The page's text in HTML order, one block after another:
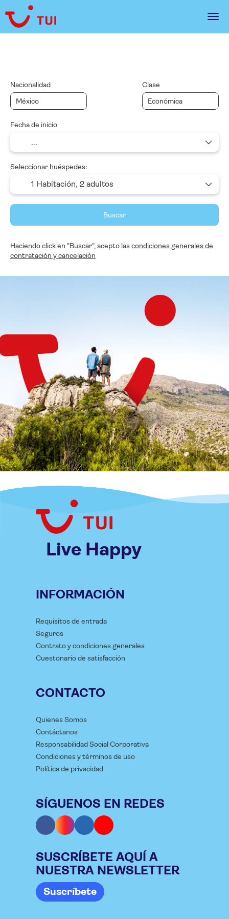
Nacionalidad Clase
Fecha de inicio
Seleccionar huéspedes:
1 Habitación, 2 adultos
Buscar
Haciendo click en "Buscar", acepto lascondiciones generales de
contratación y cancelación
Live Happy
INFORMACIÓN
Requisitos de entrada
Seguros
Contrato y condiciones generales
Cuestonario de satisfacción
CONTACTO
Quienes Somos
Contáctanos
Responsabilidad Social Corporativa
Condiciones y términos de uso
Política de privacidad
SÍGUENOS EN REDES
SUSCRÍBETE AQUÍ A
NUESTRA NEWSLETTER
Suscríbete